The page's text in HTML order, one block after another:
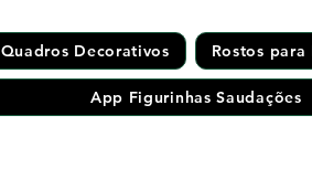
Quadros Decorativos Rostos para
App Figurinhas Saudações